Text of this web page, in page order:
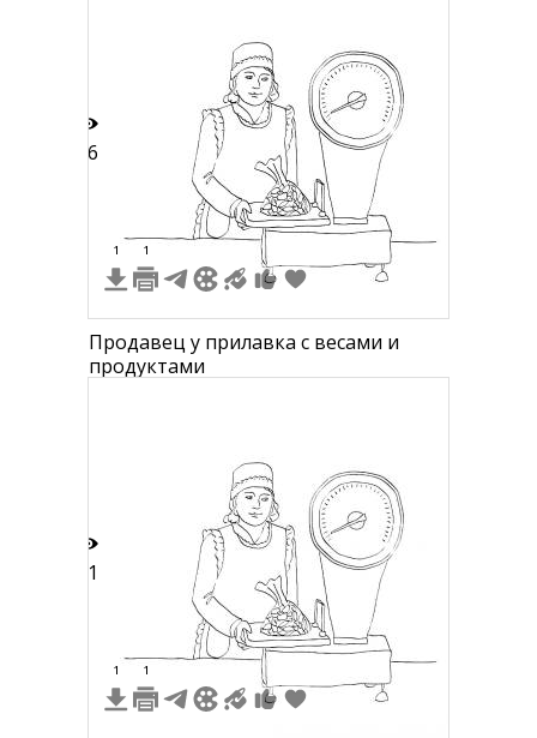
морковь, сзади тоже куча яблок, по
бокам - ящики с ананасами и
16
1 1
Продавец у прилавка с весами и
продуктами
11
1 1